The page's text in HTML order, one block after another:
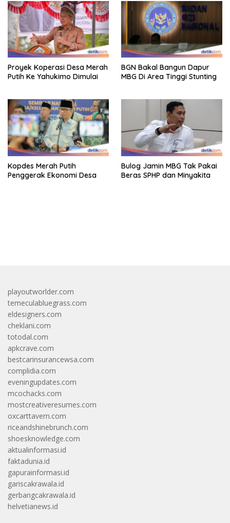
Proyek Koperasi Desa Merah
Putih Ke Yahukimo Dimulai
BGN Bakal Bangun Dapur
MBG Di Area Tinggi Stunting
Kopdes Merah Putih
Penggerak Ekonomi Desa
Bulog Jamin MBG Tak Pakai
Beras SPHP dan Minyakita
playoutworlder.com
temeculabluegrass.com
eldesigners.com
cheklani.com
totodal.com
apkcrave.com
bestcarinsurancewsa.com
complidia.com
eveningupdates.com
mcochacks.com
mostcreativeresumes.com
oxcarttavern.com
riceandshinebrunch.com
shoesknowledge.com
aktualinformasi.id
faktadunia.id
gapurainformasi.id
gariscakrawala.id
gerbangcakrawala.id
helvetianews.id